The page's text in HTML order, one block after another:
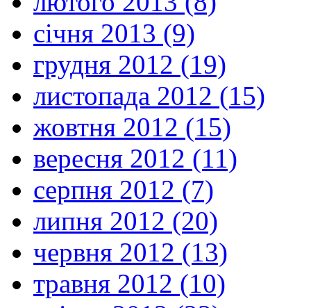
січня 2013 (9)
грудня 2012 (19)
листопада 2012 (15)
жовтня 2012 (15)
вересня 2012 (11)
серпня 2012 (7)
липня 2012 (20)
червня 2012 (13)
травня 2012 (10)